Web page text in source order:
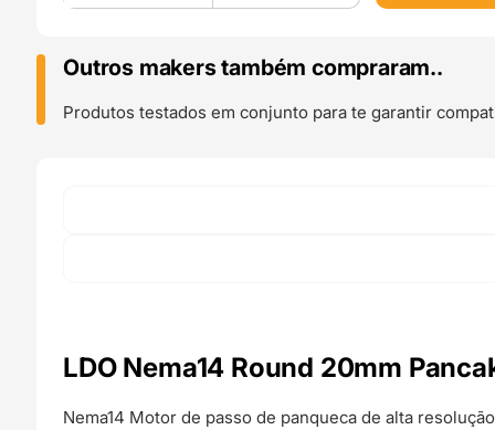
LDO
Round
Pancake
Outros makers também compraram..
Produtos testados em conjunto para te garantir
LDO Nema14 Round 20mm
Nema14 Motor de passo de panqueca de alta